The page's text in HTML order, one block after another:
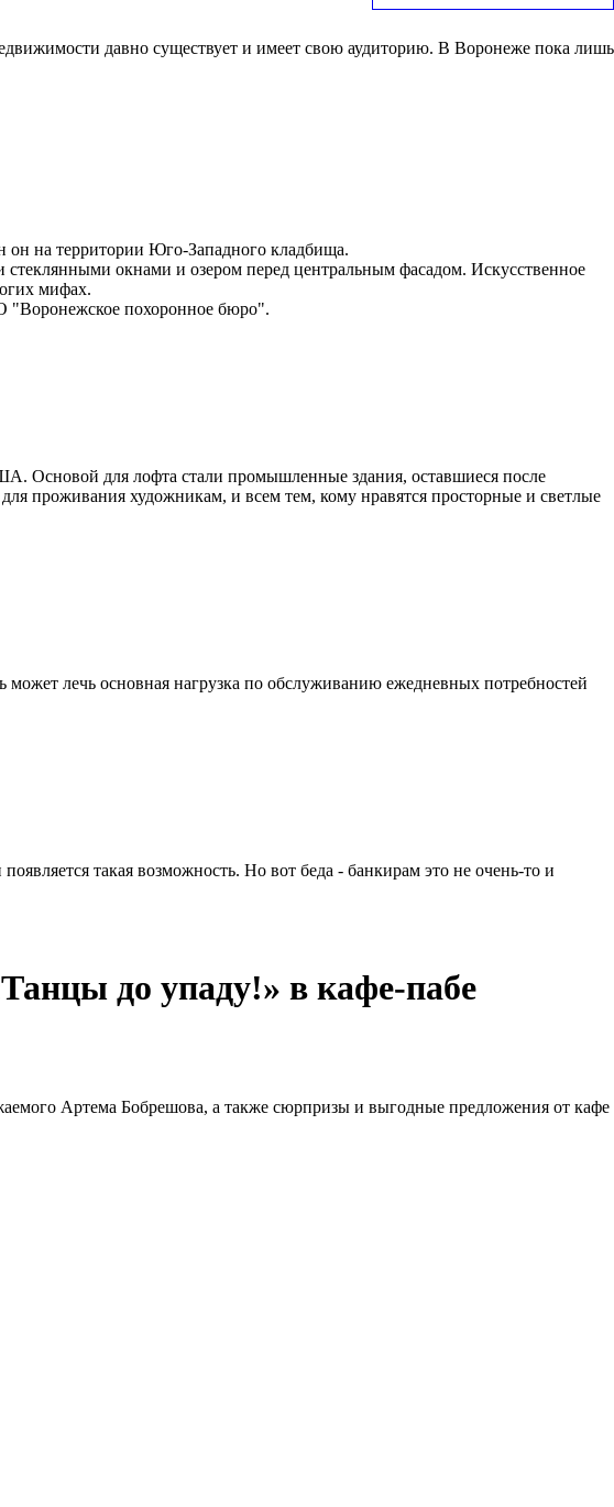
давно существует и имеет свою аудиторию. В Воронеже пока лишь
он на территории Юго-Западного кладбища.
окнами и озером перед центральным фасадом. Искусственное
мифах.
"Воронежское похоронное бюро".
Основой для лофта стали промышленные здания, оставшиеся после
проживания художникам, и всем тем, кому нравятся просторные и светлые
может лечь основная нагрузка по обслуживанию ежедневных потребностей
такая возможность. Но вот беда - банкирам это не очень-то и
до упаду!» в кафе-пабе
Артема Бобрешова, а также сюрпризы и выгодные предложения от кафе